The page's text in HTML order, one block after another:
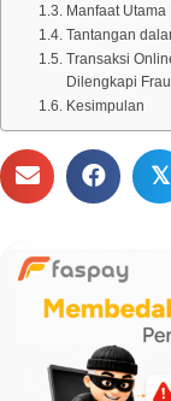
Manfaat
Tantangan
Transaksi
Dilengkapi
Kesimpulan
𝕏